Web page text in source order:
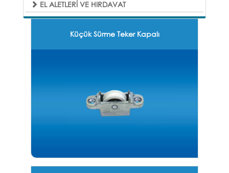
EL ALETLERİ VE HIRDAVAT
Küçük Sürme Teker Kapalı